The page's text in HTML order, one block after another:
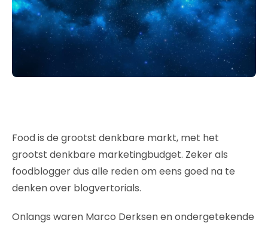
Food is de grootst denkbare markt, met het
grootst denkbare marketingbudget. Zeker als
foodblogger dus alle reden om eens goed na te
denken over blogvertorials.
Onlangs waren Marco Derksen en ondergetekende